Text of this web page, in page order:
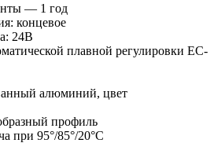
— 1 год
концевое
24В
плавной регулировки EC-
алюминий, цвет
профиль
при 95°/85°/20°С